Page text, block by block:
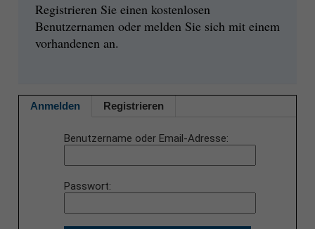
Registrieren Sie einen kostenlosen
Benutzernamen oder melden Sie sich mit einem
vorhandenen an.
Anmelden Registrieren
Benutzername oder Email-Adresse
Passwort